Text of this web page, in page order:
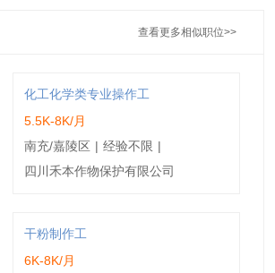
查看更多相似职位>>
化工化学类专业操作工
5.5K-8K/月
南充/嘉陵区 | 经验不限 |
四川禾本作物保护有限公司
干粉制作工
6K-8K/月